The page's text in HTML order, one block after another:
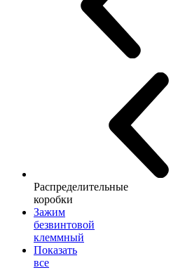
Распределительные
коробки
Зажим
безвинтовой
клеммный
Показать
все